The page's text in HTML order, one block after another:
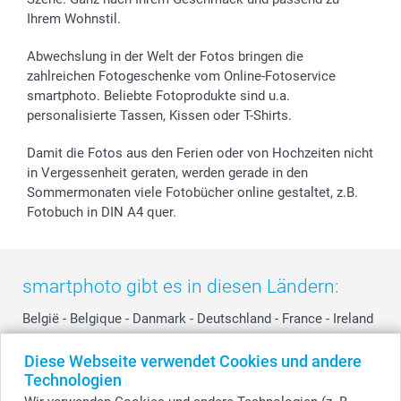
Diese Webseite verwendet Cookies und andere
Technologien
Investor Relations
Widerrufsrecht
Geburtstag
Zu allen Anlässen
Anmelden /Registrieren
Status der Bestellung
smartfriends
smartgarantie
smartbonus
Ihrem Wohnstil.
Abwechslung in der Welt der Fotos bringen die
zahlreichen Fotogeschenke vom Online-Fotoservice
smartphoto. Beliebte Fotoprodukte sind u.a.
personalisierte Tassen, Kissen oder T-Shirts.
Damit die Fotos aus den Ferien oder von Hochzeiten nicht
in Vergessenheit geraten, werden gerade in den
Sommermonaten viele Fotobücher online gestaltet, z.B.
Fotobuch in DIN A4 quer.
smartphoto gibt es in diesen Ländern:
België - Belgique - Danmark - Deutschland - France - Ireland
Switzerland - Suomi - Sverige - United Kingdom -
Other Countries